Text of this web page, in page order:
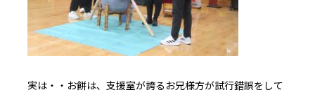
実は・・お餅は、支援室が誇るお兄様方が試行錯誤をして